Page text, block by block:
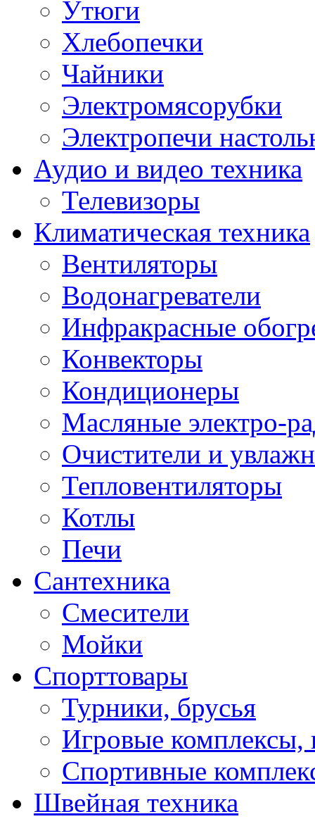
Утюги
Хлебопечки
Чайники
Электромясорубки
Электропечи
Аудио и видео техника
Телевизоры
Климатическая техника
Вентиляторы
Водонагреватели
Инфракрасные
Конвекторы
Кондиционеры
Масляные электро-
Очистители и
Тепловентиляторы
Котлы
Печи
Сантехника
Смесители
Мойки
Спорттовары
Турники, брусья
Игровые комплексы,
Спортивные
Швейная техника